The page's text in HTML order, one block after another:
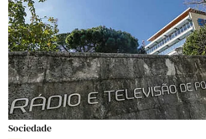
Sociedade